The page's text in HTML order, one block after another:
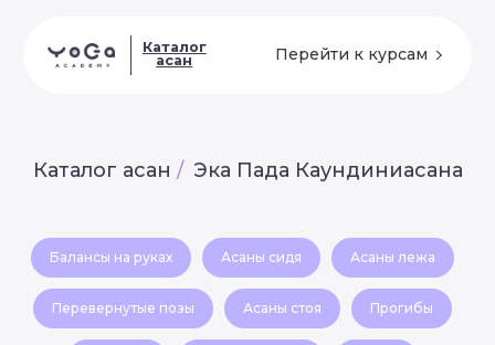
Каталог
Каталог асан / Эка Пада Каундиниасана
Балансы на руках Асаны сидя Асаны лежа
Перевернутые позы Асаны стоя Прогибы